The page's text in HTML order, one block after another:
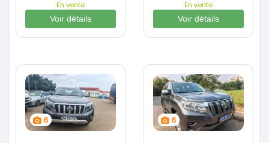
En vente
Voir détails
En vente
Voir détails
6 6